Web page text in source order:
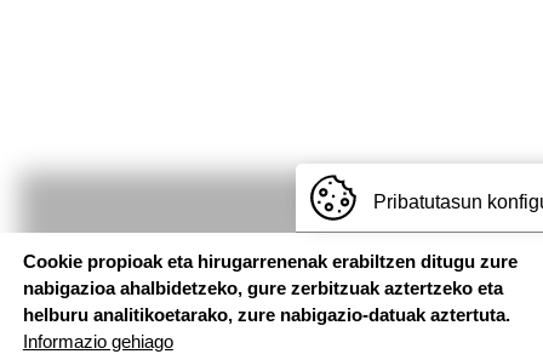
Pribatutasun
Cookie propioak eta hirugarrenenak erabiltzen ditugu zure
nabigazioa ahalbidetzeko, gure zerbitzuak aztertzeko eta
helburu analitikoetarako, zure nabigazio-datuak aztertuta.
Informazio gehiago